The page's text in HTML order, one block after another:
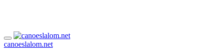
canoeslalom.net